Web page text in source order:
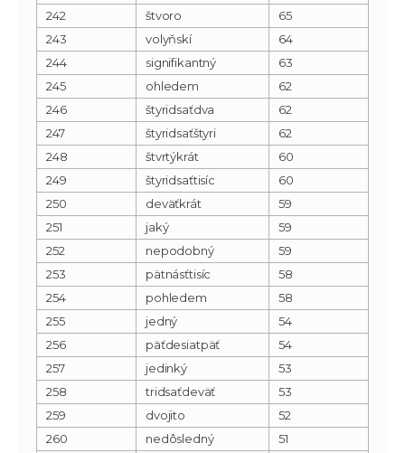
242
štvoro
65
243
volyňskí
64
244
signifikantný
63
245
ohledem
62
246
štyridsaťdva
62
247
štyridsaťštyri
62
248
štvrtýkrát
60
249
štyridsaťtisíc
60
250
deväťkrát
59
251
jaký
59
252
nepodobný
59
253
pätnásťtisíc
58
254
pohledem
58
255
jedný
54
256
päťdesiatpäť
54
257
jedinký
53
258
tridsaťdeväť
53
259
dvojito
52
260
nedôsledný
51